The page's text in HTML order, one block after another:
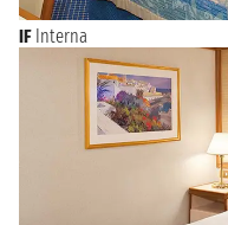
IF Interna